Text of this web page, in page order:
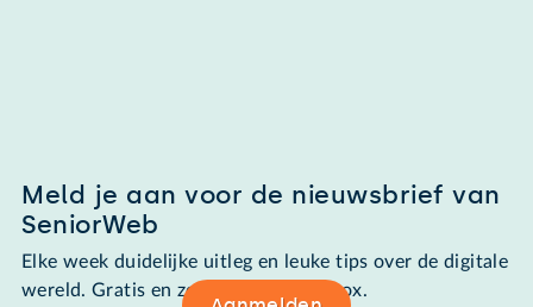
Meld je aan voor de nieuwsbrief van
SeniorWeb
Elke week duidelijke uitleg en leuke tips over de digitale
wereld. Gratis en zomaar in de mailbox.